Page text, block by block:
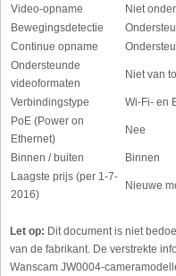
Video-opname
Niet
Bewegingsdetectie
Continue opname
Ondersteunde
videoformaten
Niet van
Verbindingstype
Wi-Fi- en
PoE (Power on
Ethernet)
Nee
Binnen / buiten
Binnen
Laagste prijs (per 1-7-
2016)
Nieuwe
Let op: Dit document is niet
van de fabrikant. De verstrekte
Wanscam JW0004-